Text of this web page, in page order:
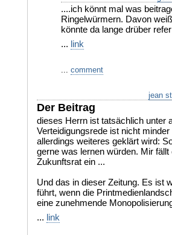
....ich könnt mal was
Ringelwürmern. Davon
könnte da lange drüber
... link
comment
jean
Der Beitrag
dieses Herrn ist tatsächlich unter
Verteidigungsrede ist nicht
allerdings weiteres geklärt wird:
gerne was lernen würden. Mir
Zukunftsrat ein ...
Und das in dieser Zeitung. Es ist
führt, wenn die
eine zunehmende
... link